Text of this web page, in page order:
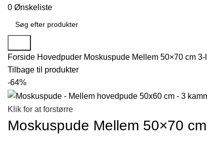
0 Ønskeliste
Forside Hovedpuder Moskuspude Mellem 50×70 cm
Tilbage til produkter
-64%
Klik for at forstørre
Moskuspude Mellem 50×70